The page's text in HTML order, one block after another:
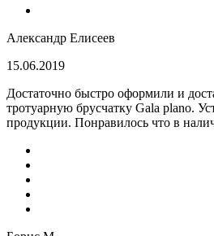
Александр Елисеев
15.06.2019
Достаточно быстро оформили и
тротуарную брусчатку Gala plano.
продукции. Понравилось что в